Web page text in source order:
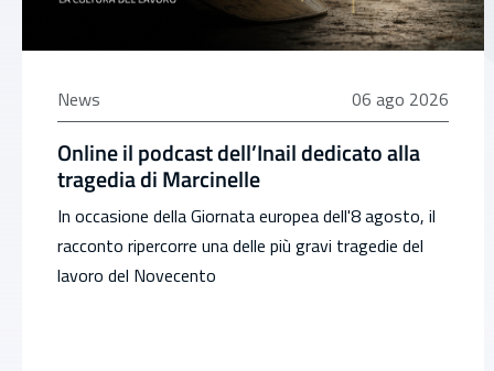
News 06 agosto 2026
06 ago 2026
Online il podcast dell’Inail dedicato alla
tragedia di Marcinelle
In occasione della Giornata europea dell'8 agosto, il
racconto ripercorre una delle più gravi tragedie del
lavoro del Novecento